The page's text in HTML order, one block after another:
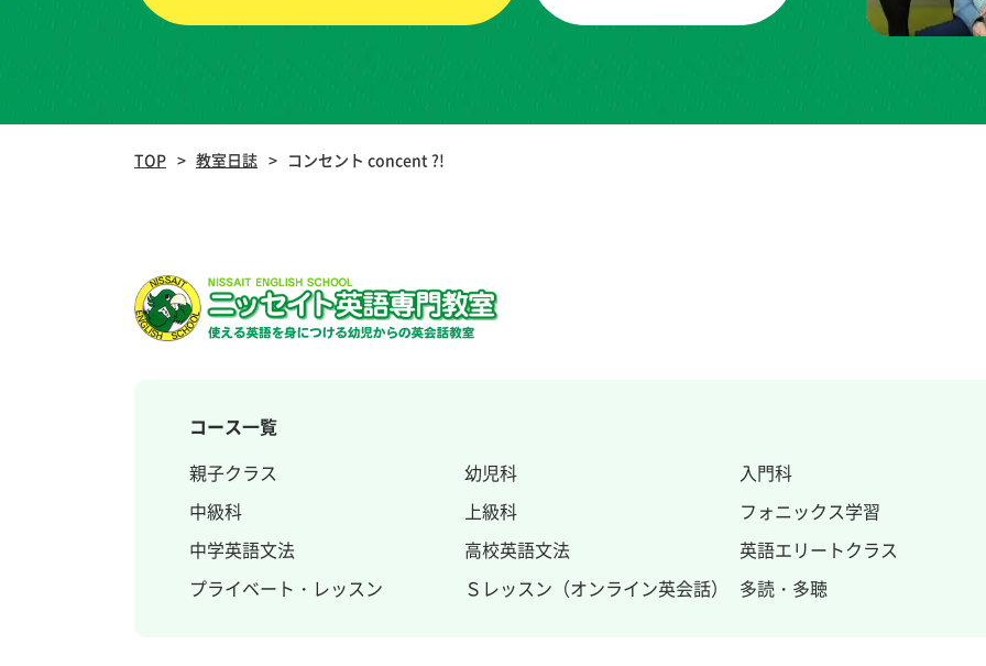
TOP 教室日誌 コンセント concent ?!
コース一覧
親子クラス
幼児科
入門科
中級科
上級科 フォニックス学習
中学英語文法
高校英語文法
英語エリートクラス
プライベート・レッスン
Ｓレッスン（オンライン英会話） 多読・多聴